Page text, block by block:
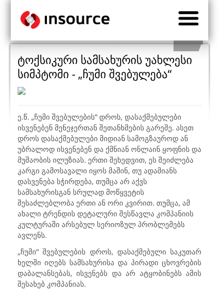
ტოქსიკური სამსახურის უახლესი
სიმპტომი - „ჩუმი შვებულება“
ე.წ. „ჩუმი შვებულების“ დროს, დასაქმებულები
ისვენებენ მენეჯერთან შეთანხმების გარეშე. ასეთ
დროს დასაქმებულები მიდიან სამოგზაუროდ ან
უბრალოდ ისვენებენ და ქმნიან ონლაინ ყოფნის და
მუშაობის ილუზიას. ერთი შეხედვით, ეს შეიძლება
კარგი გამოსავალი იყოს მაშინ, თუ ადამიანს
დასვენება სჭირდება, თუმცა არ აქვს
სამსახურისგან სრულად მოწყვეტის
შესაძლებლობა ერთი ან ორი კვირით. თუმცა, ამ
ახალი ტრენდის დეტალური შესწავლა კომპანიის
კულტურაში არსებულ სერიოზულ პრობლემებს
ავლენს.
„ჩუმი“ შვებულების დროს, დასაქმებული საკუთარ
ხელში იღებს სამსახურისა და პირადი ცხოვრების
დაბალანსებას, ისვენებს და არ ატყობინებს ამის
შესახებ კომპანიას.